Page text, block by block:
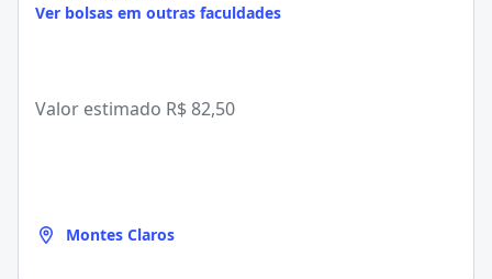
Ver bolsas em outras faculdades
Valor estimado R$ 82,50
Montes Claros